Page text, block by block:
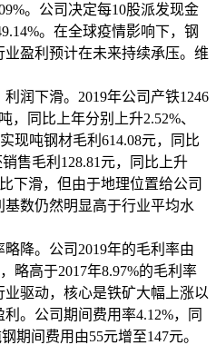
。 公司决定每10股派发现金
。 在全球疫情影响下，钢
盈利预计在未来持续承压。维
下滑。2019年公司产铁1246
，同比上年分别上升2.52%、
现吨钢材毛利614.08元，同比
售毛利128.81元，同比上升
下滑，但由于地理位置给公司
数仍然明显高于行业平均水
。公司2019年的毛利率由
略高于2017年8.97%的毛利率
驱动，核心是铁矿大幅上涨以
。公司期间费用率4.12%，同
期间费用由55元增至147元。